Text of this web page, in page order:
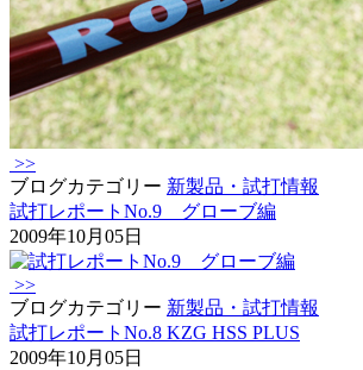
>>
ブログカテゴリー 新製品・試打情報
試打レポートNo.9 グローブ編
2009年10月05日
>>
ブログカテゴリー 新製品・試打情報
試打レポートNo.8 KZG HSS PLUS
2009年10月05日